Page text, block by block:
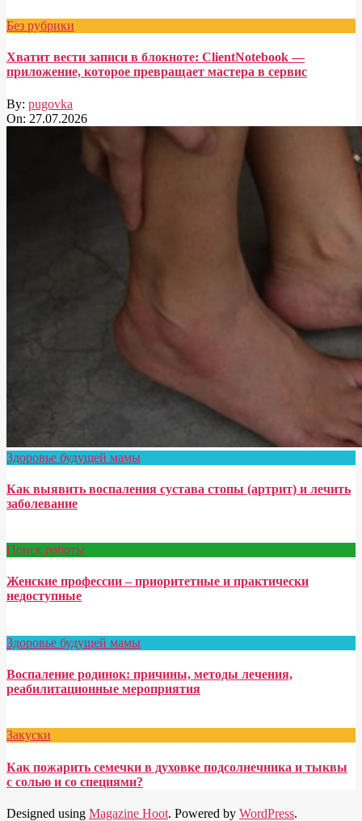
Без рубрики
Хватит вести записи в блокноте: ClientNotebook —
приложение, которое превращает мастера в сервис
By: pugovka
On: 27.07.2026
Здоровье будущей мамы
Как выявить воспаления сустава стопы (артрит) и лечить
заболевание
Поиск работы
Женские профессии – приоритетные и практически
недоступные
Здоровье будущей мамы
Воспаление родинок: причины, методы лечения,
реабилитационные мероприятия
Закуски
Как пожарить семечки в духовке подсолнечника и тыквы
с солью и со специями?
Designed using Magazine Hoot. Powered by WordPress.